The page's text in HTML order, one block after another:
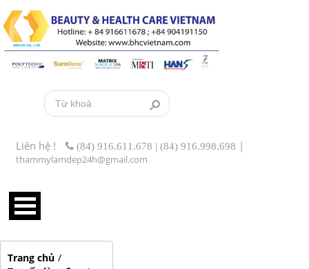
Liên hệ ! (84) 916.611.678 | (84) 916.998.698 |
thammylamdep24h@gmail.com
Trang chủ /